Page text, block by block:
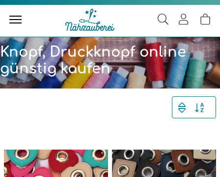
Knopf, Druckknopf online
günstig kaufen